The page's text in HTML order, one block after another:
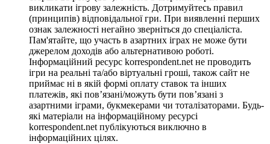
викликати ігрову залежність. Дотримуйтесь правил
(принципів) відповідальної гри. При виявленні перших
ознак залежності негайно зверніться до спеціаліста.
Пам'ятайте, що участь в азартних іграх не може бути
джерелом доходів або альтернативою роботі.
Інформаційний ресурс korrespondent.net не проводить
ігри на реальні та/або віртуальні гроші, також сайт не
приймає ні в якій формі оплату ставок та інших
платежів, які пов’язані/можуть бути пов’язані з
азартними іграми, букмекерами чи тоталізаторами. Будь-
які матеріали на інформаційному ресурсі
korrespondent.net публікуються виключно в
інформаційних цілях.